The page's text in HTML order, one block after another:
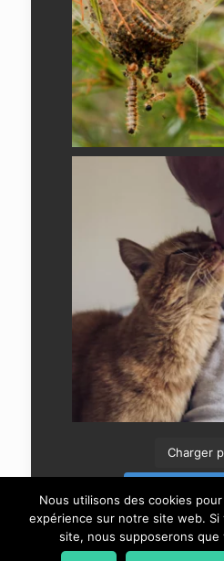
Charger
Nous utilisons des cookies
expérience sur notre site web.
site, nous supposerons